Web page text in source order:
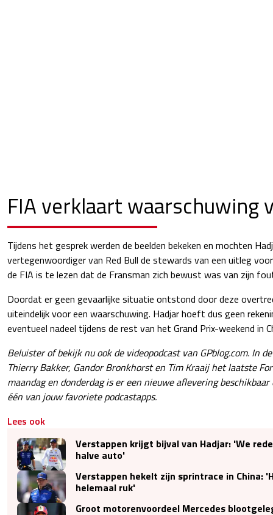
FIA verklaart waarschuwing
Tijdens het gesprek werden de beelden bekeken en mochten
vertegenwoordiger van Red Bull de stewards van een uitleg
de FIA is te lezen dat de Fransman zich bewust was van zijn
Doordat er geen gevaarlijke situatie ontstond door deze
uiteindelijk voor een waarschuwing. Hadjar hoeft dus geen
eventueel nadeel tijdens de rest van het Grand Prix-weekend in
Beluister of bekijk nu ook de videopodcast van GPblog.com. In
Thierry Bakker, Gandor Bronkhorst en Tim Kraaij het laatste
maandag en donderdag is er een nieuwe aflevering
één van jouw favoriete podcastapps.
Lees ook
Verstappen krijgt bijval van Hadjar: 'We
halve auto'
Verstappen hekelt zijn sprintrace in China:
helemaal ruk'
Groot motorenvoordeel Mercedes